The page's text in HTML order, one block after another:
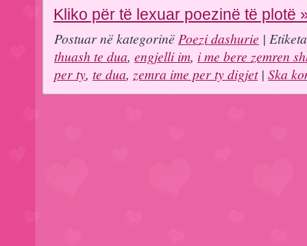
Kliko për të lexuar poezinë të plotë
Postuar në kategorinë Poezi dashurie |
thuash te dua, engjelli im, i me bere zemren
per ty, te dua, zemra ime per ty digjet| Ska